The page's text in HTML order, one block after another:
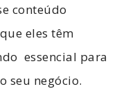
conteúdo
eles têm
essencial para
seu negócio.